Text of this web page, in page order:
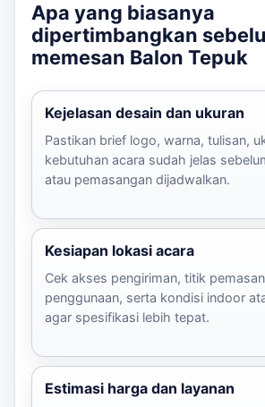
Apa yang biasanya
dipertimbangkan
memesan Balon Tepuk
Kejelasan desain dan ukuran
Pastikan brief logo, warna, tulisan,
kebutuhan acara sudah jelas
atau pemasangan dijadwalkan.
Kesiapan lokasi acara
Cek akses pengiriman, titik
penggunaan, serta kondisi indoor
agar spesifikasi lebih tepat.
Estimasi harga dan layanan